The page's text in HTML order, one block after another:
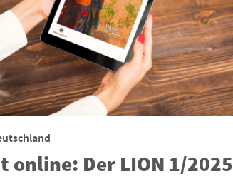
online: Der LION 1/2025